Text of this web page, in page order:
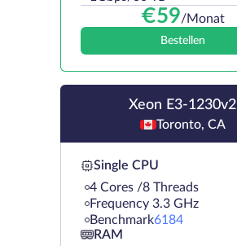
€59/Monat
Bestellen
Xeon E3-1230v2
Toronto, CA
Single CPU
4 Cores /8 Threads
Frequency 3.3 GHz
Benchmark6184
RAM